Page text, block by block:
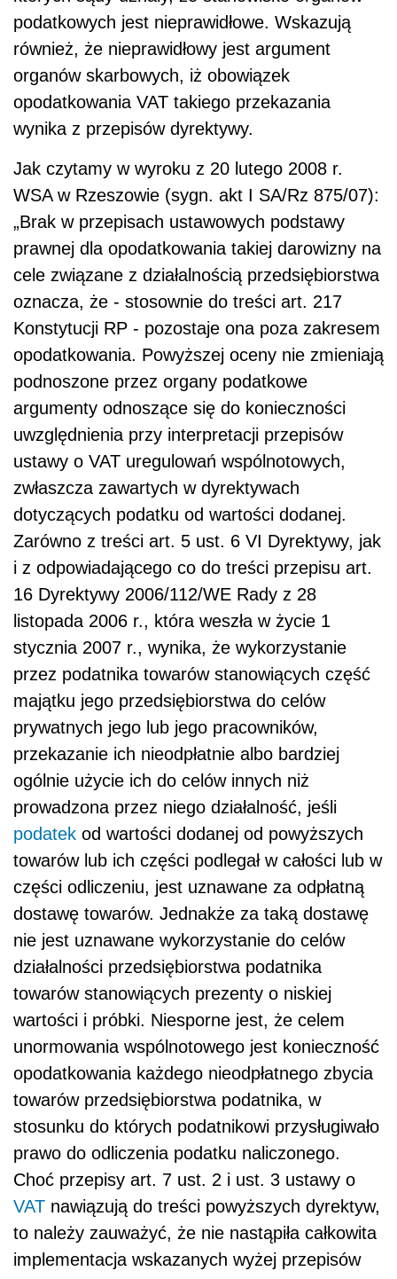
podatkowych jest nieprawidłowe. Wskazują
również, że nieprawidłowy jest argument
organów skarbowych, iż obowiązek
opodatkowania VAT takiego przekazania
wynika z przepisów dyrektywy.
Jak czytamy w wyroku z 20 lutego 2008 r.
WSA w Rzeszowie (sygn. akt I SA/Rz 875/07):
„Brak w przepisach ustawowych podstawy
prawnej dla opodatkowania takiej darowizny na
cele związane z działalnością przedsiębiorstwa
oznacza, że - stosownie do treści art. 217
Konstytucji RP - pozostaje ona poza zakresem
opodatkowania. Powyższej oceny nie zmieniają
podnoszone przez organy podatkowe
argumenty odnoszące się do konieczności
uwzględnienia przy interpretacji przepisów
ustawy o VAT uregulowań wspólnotowych,
zwłaszcza zawartych w dyrektywach
dotyczących podatku od wartości dodanej.
Zarówno z treści art. 5 ust. 6 VI Dyrektywy, jak
i z odpowiadającego co do treści przepisu art.
16 Dyrektywy 2006/112/WE Rady z 28
listopada 2006 r., która weszła w życie 1
stycznia 2007 r., wynika, że wykorzystanie
przez podatnika towarów stanowiących część
majątku jego przedsiębiorstwa do celów
prywatnych jego lub jego pracowników,
przekazanie ich nieodpłatnie albo bardziej
ogólnie użycie ich do celów innych niż
prowadzona przez niego działalność, jeśli
podatek od wartości dodanej od powyższych
towarów lub ich części podlegał w całości lub w
części odliczeniu, jest uznawane za odpłatną
dostawę towarów. Jednakże za taką dostawę
nie jest uznawane wykorzystanie do celów
działalności przedsiębiorstwa podatnika
towarów stanowiących prezenty o niskiej
wartości i próbki. Niesporne jest, że celem
unormowania wspólnotowego jest konieczność
opodatkowania każdego nieodpłatnego zbycia
towarów przedsiębiorstwa podatnika, w
stosunku do których podatnikowi przysługiwało
prawo do odliczenia podatku naliczonego.
Choć przepisy art. 7 ust. 2 i ust. 3 ustawy o
VAT nawiązują do treści powyższych dyrektyw,
to należy zauważyć, że nie nastąpiła całkowita
implementacja wskazanych wyżej przepisów